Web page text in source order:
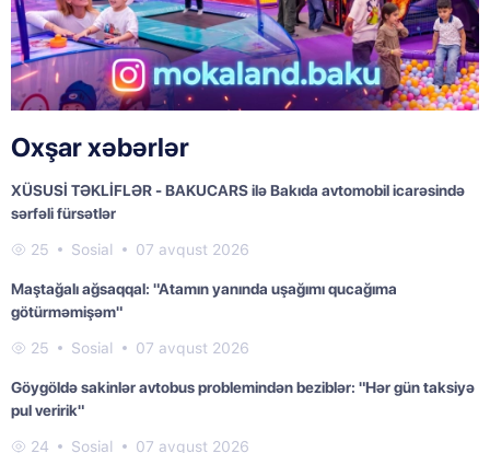
Oxşar xəbərlər
XÜSUSİ TƏKLİFLƏR - BAKUCARS ilə Bakıda avtomobil icarəsində
sərfəli fürsətlər
25 Sosial 07 avqust 2026
Maştağalı ağsaqqal: "Atamın yanında uşağımı qucağıma
götürməmişəm"
25 Sosial 07 avqust 2026
Göygöldə sakinlər avtobus problemindən beziblər: "Hər gün taksiyə
pul veririk"
24 Sosial 07 avqust 2026